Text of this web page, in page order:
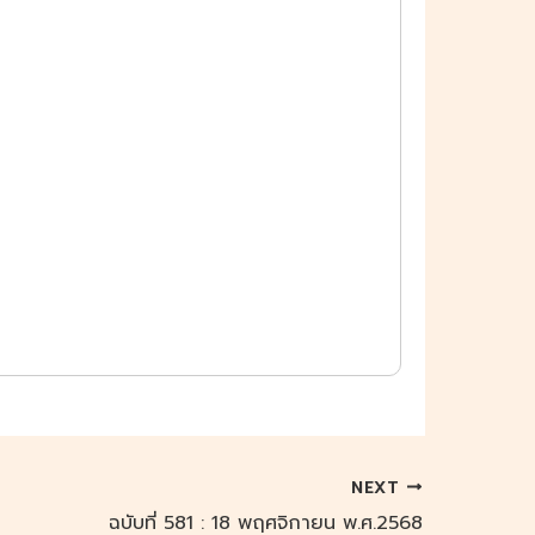
NEXT
ฉบับที่ 581 : 18 พฤศจิกายน พ.ศ.2568